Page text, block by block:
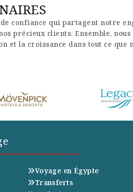
confiance qui partagent notre
précieux clients. Ensemble,
et la croissance dans tout ce que
Voyage en Égypte
Transferts